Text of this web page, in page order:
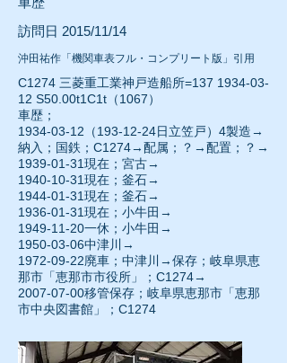
訪問日 2015/11/14
沖田祐作「機関車表フル・コンプリート版」引用
C1274 三菱重工業神戸造船所=137 1934-03-
12 S50.00t1C1t（1067）
車歴；
1934-03-12 （193-12-24日立笠戸）4製造→
納入；国鉄；C1274→配属；？→配置；？→
1939-01-31現在；宮古→
1940-10-31現在；釜石→
1944-01-31現在；釜石→
1936-01-31現在；小牛田→
1949-11-20一休；小牛田→
1950-03-06中津川→
1972-09-22廃車；中津川→保存；岐阜県恵
那市「恵那市市役所」；C1274→
2007-07-00移管保存；岐阜県恵那市「恵那
市中央図書館」；C1274